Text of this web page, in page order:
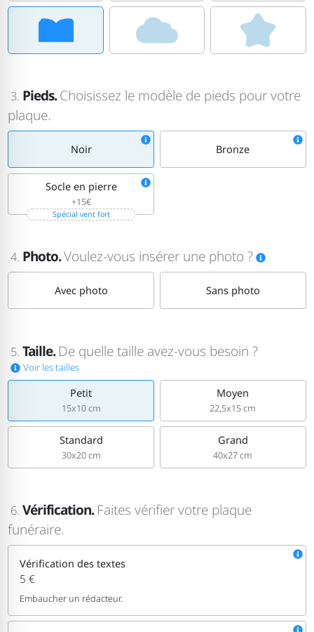
3. Pieds.Choisissez le modèle de pieds pour votre
plaque.
Noir Bronze
Socle en pierre
+15€
Spécial vent fort
4. Photo.Voulez-vous insérer une photo ?
Avec photo Sans photo
5. Taille. De quelle taille avez-vous besoin ?
Voir les tailles
Petit
15x10 cm
Moyen
22,5x15 cm
Standard
30x20 cm
Grand
40x27 cm
6. Vérification. Faites vérifier votre plaque
funéraire.
Vérification des textes
5 €
Embaucher un rédacteur.